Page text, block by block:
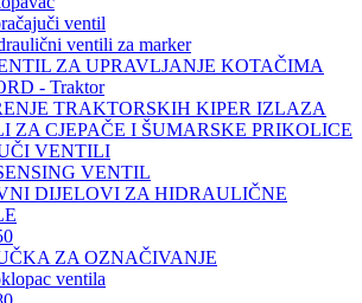
ventil
ventili za marker
ZA UPRAVLJANJE KOTAČIMA
- Traktor
TRAKTORSKIH KIPER IZLAZA
ZA CJEPAČE I ŠUMARSKE PRIKOLICE
VENTILI
VENTIL
DIJELOVI ZA HIDRAULIČNE
ZA OZNAČIVANJE
ventila